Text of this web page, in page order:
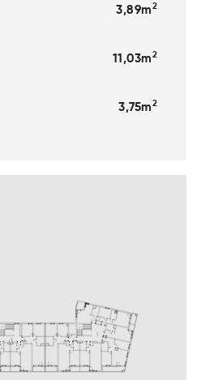
3,89m2
11,03m2
3,75m2